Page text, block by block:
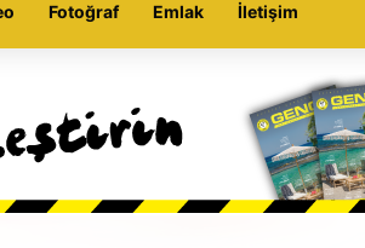
Fotoğraf Emlak İletişim